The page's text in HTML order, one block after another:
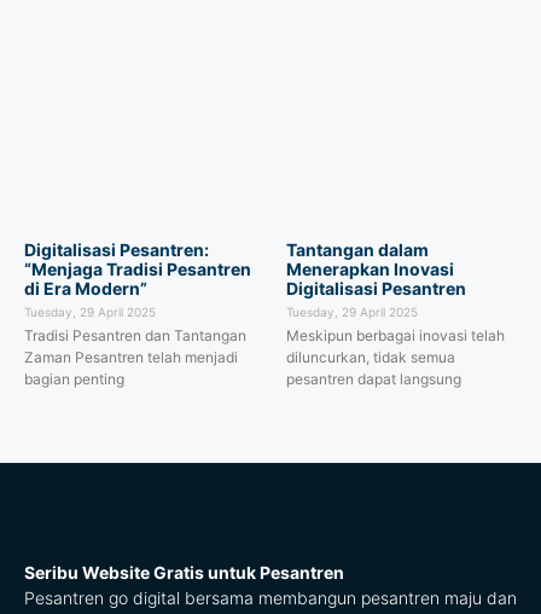
Digitalisasi Pesantren:
“Menjaga Tradisi Pesantren
di Era Modern”
Tuesday, 29 April 2025
Tradisi Pesantren dan Tantangan
Zaman Pesantren telah menjadi
bagian penting
Tantangan dalam
Menerapkan Inovasi
Digitalisasi Pesantren
Tuesday, 29 April 2025
Meskipun berbagai inovasi telah
diluncurkan, tidak semua
pesantren dapat langsung
Seribu Website Gratis untuk Pesantren
Pesantren go digital bersama membangun pesantren maju dan